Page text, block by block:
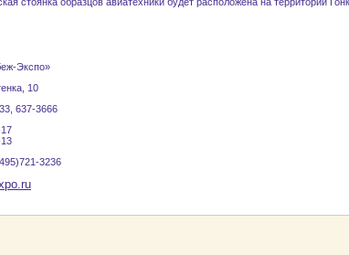
Экспо»
10
637-3666
3236